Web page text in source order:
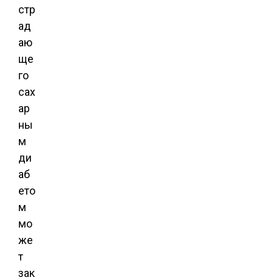
стр
ад
аю
ще
го
сах
ар
ны
м
ди
аб
ето
м
мо
же
т
зак